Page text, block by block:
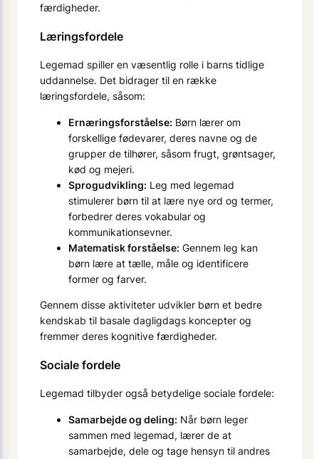
færdigheder.
Læringsfordele
Legemad spiller en væsentlig rolle i barns tidlige
uddannelse. Det bidrager til en række
læringsfordele, såsom:
Ernæringsforståelse: Børn lærer om
forskellige fødevarer, deres navne og de
grupper de tilhører, såsom frugt, grøntsager,
kød og mejeri.
Sprogudvikling: Leg med legemad
stimulerer børn til at lære nye ord og termer,
forbedrer deres vokabular og
kommunikationsevner.
Matematisk forståelse: Gennem leg kan
børn lære at tælle, måle og identificere
former og farver.
Gennem disse aktiviteter udvikler børn et bedre
kendskab til basale dagligdags koncepter og
fremmer deres kognitive færdigheder.
Sociale fordele
Legemad tilbyder også betydelige sociale fordele:
Samarbejde og deling: Når børn leger
sammen med legemad, lærer de at
samarbejde, dele og tage hensyn til andres